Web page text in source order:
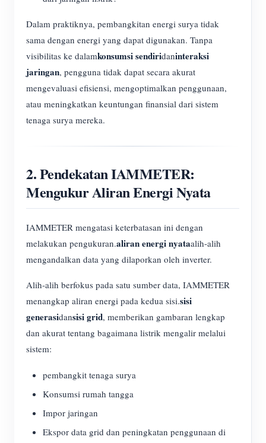
Dalam praktiknya, pembangkitan energi surya tidak
sama dengan energi yang dapat digunakan. Tanpa
visibilitas ke dalamkonsumsi sendiridaninteraksi
jaringan, pengguna tidak dapat secara akurat
mengevaluasi efisiensi, mengoptimalkan penggunaan,
atau meningkatkan keuntungan finansial dari sistem
tenaga surya mereka.
2. Pendekatan IAMMETER:
Mengukur Aliran Energi Nyata
IAMMETER mengatasi keterbatasan ini dengan
melakukan pengukuran.aliran energi nyataalih-alih
mengandalkan data yang dilaporkan oleh inverter.
Alih-alih berfokus pada satu sumber data, IAMMETER
menangkap aliran energi pada kedua sisi.sisi
generasidansisi grid, memberikan gambaran lengkap
dan akurat tentang bagaimana listrik mengalir melalui
sistem:
pembangkit tenaga surya
Konsumsi rumah tangga
Impor jaringan
Ekspor data grid dan peningkatan penggunaan di